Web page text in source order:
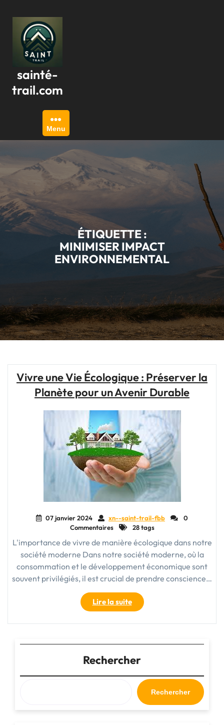
contenu
sainté-
trail.com
Menu
ÉTIQUETTE :
MINIMISER IMPACT
ENVIRONNEMENTAL
Vivre une Vie Écologique : Préserver la
Planète pour un Avenir Durable
07 janvier 2024 xn--saint-trail-fbb
0
Commentaires
28 tags
L'importance de vivre de manière écologique dans notre
société moderne Dans notre société moderne, où la
consommation et le développement économique sont
souvent privilégiés, il est crucial de prendre conscience…
Lire la suite"Vivre
une
Vie
:
Préserver
la
Planète
pour
un
Rechercher
Rechercher